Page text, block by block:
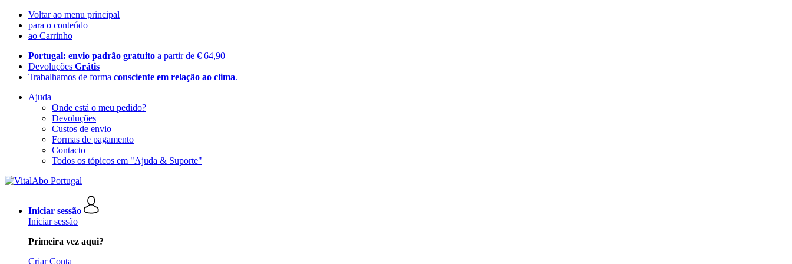
Voltar ao menu principal
para o conteúdo
ao Carrinho
Portugal: envio padrão gratuito a partir de € 64,90
Devoluções Grátis
Trabalhamos de forma consciente em relação ao clima.
Ajuda
Onde está o meu pedido?
Devoluções
Custos de envio
Formas de pagamento
Contacto
Todos os tópicos em "Ajuda & Suporte"
Iniciar sessão
Iniciar sessão
Primeira vez aqui?
Criar Conta